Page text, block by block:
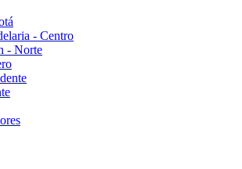
- Centro
- Norte